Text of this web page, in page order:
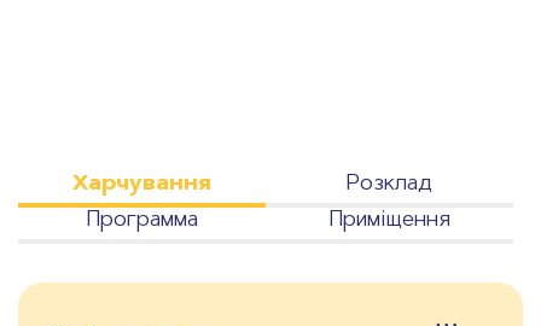
Харчування
Розклад
Программа
Приміщення